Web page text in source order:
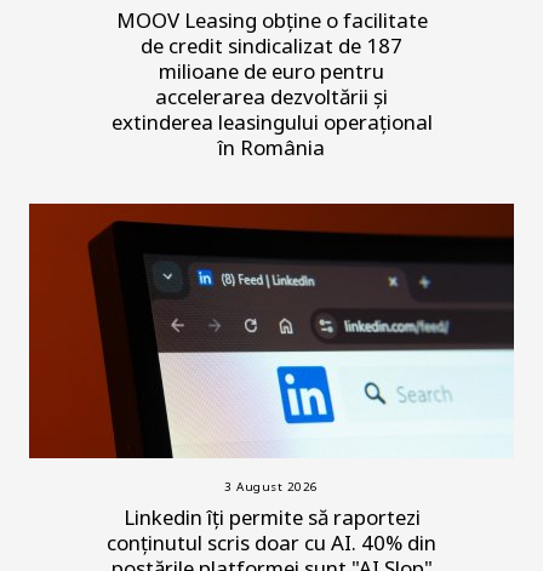
MOOV Leasing obține o facilitate
de credit sindicalizat de 187
milioane de euro pentru
accelerarea dezvoltării și
extinderea leasingului operațional
în România
3 August 2026
Linkedin îți permite să raportezi
conținutul scris doar cu AI. 40% din